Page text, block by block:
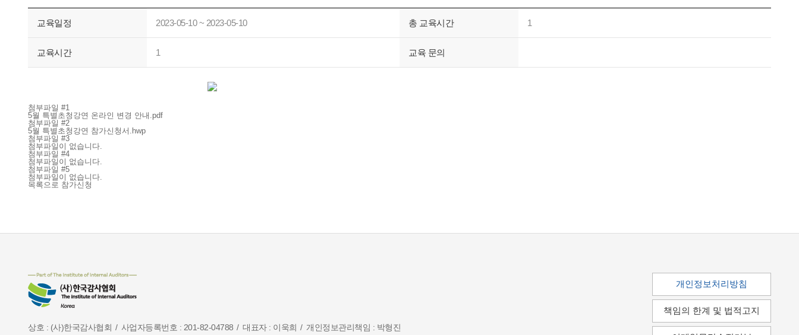
교육일정 2023-05-10 ~ 2023-05-10 총 교육시간 1
교육시간 1 교육 문의
첨부파일 #1
5월 특별초청강연 온라인 변경 안내.pdf
첨부파일 #2
5월 특별초청강연 참가신청서.hwp
첨부파일 #3
첨부파일이 없습니다.
첨부파일 #4
첨부파일이 없습니다.
첨부파일 #5
첨부파일이 없습니다.
목록으로 참가신청
개인정보처리방침
책임의 한계 및 법적고지
상호 : (사)한국감사협회 사업자등록번호 : 201-82-04788 대표자 : 이욱희 개인정보관리책임 : 박형진